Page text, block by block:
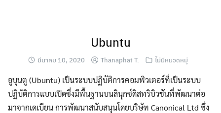
Ubuntu
มีนาคม 10, 2020 Thanaphat T. ไม่มีหมวดหมู่
อูบุนตู (Ubuntu) เป็นระบบปฏิบัติการคอมพิวเตอร์ที่เป็นระบบ
ปฏิบัติการแบบเปิดซึ่งมีพื้นฐานบนลินุกซ์ดิสทริบิวชันที่พัฒนาต่อ
มาจากเดเบียน การพัฒนาสนับสนุนโดยบริษัท Canonical Ltd ซึ่ง